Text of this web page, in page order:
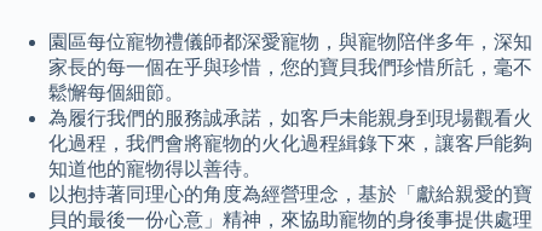
園區每位寵物禮儀師都深愛寵物，與寵物陪伴多年，深知
家長的每一個在乎與珍惜，您的寶貝我們珍惜所託，毫不
鬆懈每個細節。
為履行我們的服務誠承諾，如客戶未能親身到現場觀看火
化過程，我們會將寵物的火化過程緝錄下來，讓客戶能夠
知道他的寵物得以善待。
以抱持著同理心的角度為經營理念，基於「獻給親愛的寶
貝的最後一份心意」精神，來協助寵物的身後事提供處理